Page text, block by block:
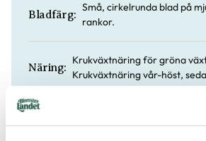
Bladfärg:
Små, cirkelrunda blad på
rankor.
Näring:
Krukväxtnäring för gröna
Krukväxtnäring vår-höst,
Läge: